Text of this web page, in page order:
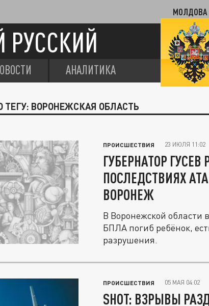
МОЛДОВА
РУССКИЙ
АНАЛИТИКА
ТЕГУ: ВОРОНЕЖСКАЯ ОБЛАСТЬ
ПРОИСШЕСТВИЯ 23 ИЮЛЯ 11:02
ГУБЕРНАТОР ГУСЕВ
ПОСЛЕДСТВИЯХ
ВОРОНЕЖ
В Воронежской области
БПЛА погиб ребёнок,
разрушения.
ПРОИСШЕСТВИЯ 05 МАЯ 04:02
SHOT: ВЗРЫВЫ